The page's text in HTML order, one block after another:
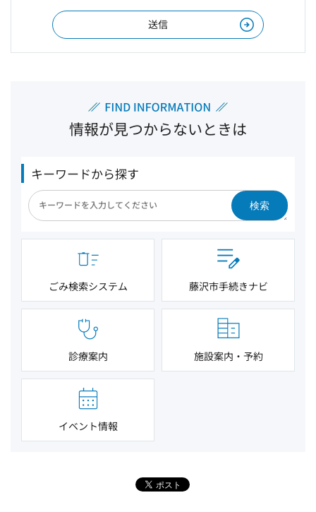
情報が見つからないときは
キーワードから探す
検索
ごみ検索システム 藤沢市手続きナビ
診療案内 施設案内・予約
イベント情報